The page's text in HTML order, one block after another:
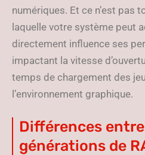
numériques. Et ce n’est pas
laquelle votre système peut
directement influence ses
impactant la vitesse
temps de chargement des
l’environnement graphique.
Différences
générations de